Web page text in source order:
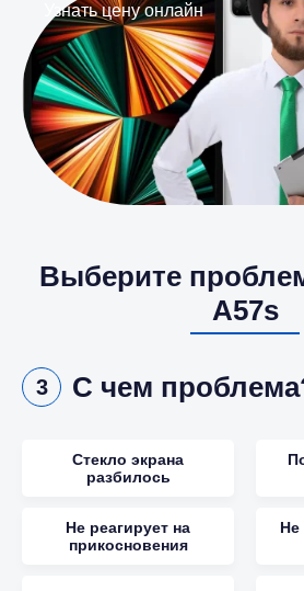
Узнать цену онлайн
Выберите
A57s
3 С чем
Стекло экрана
разбилось
Не реагирует на
прикосновения
Не